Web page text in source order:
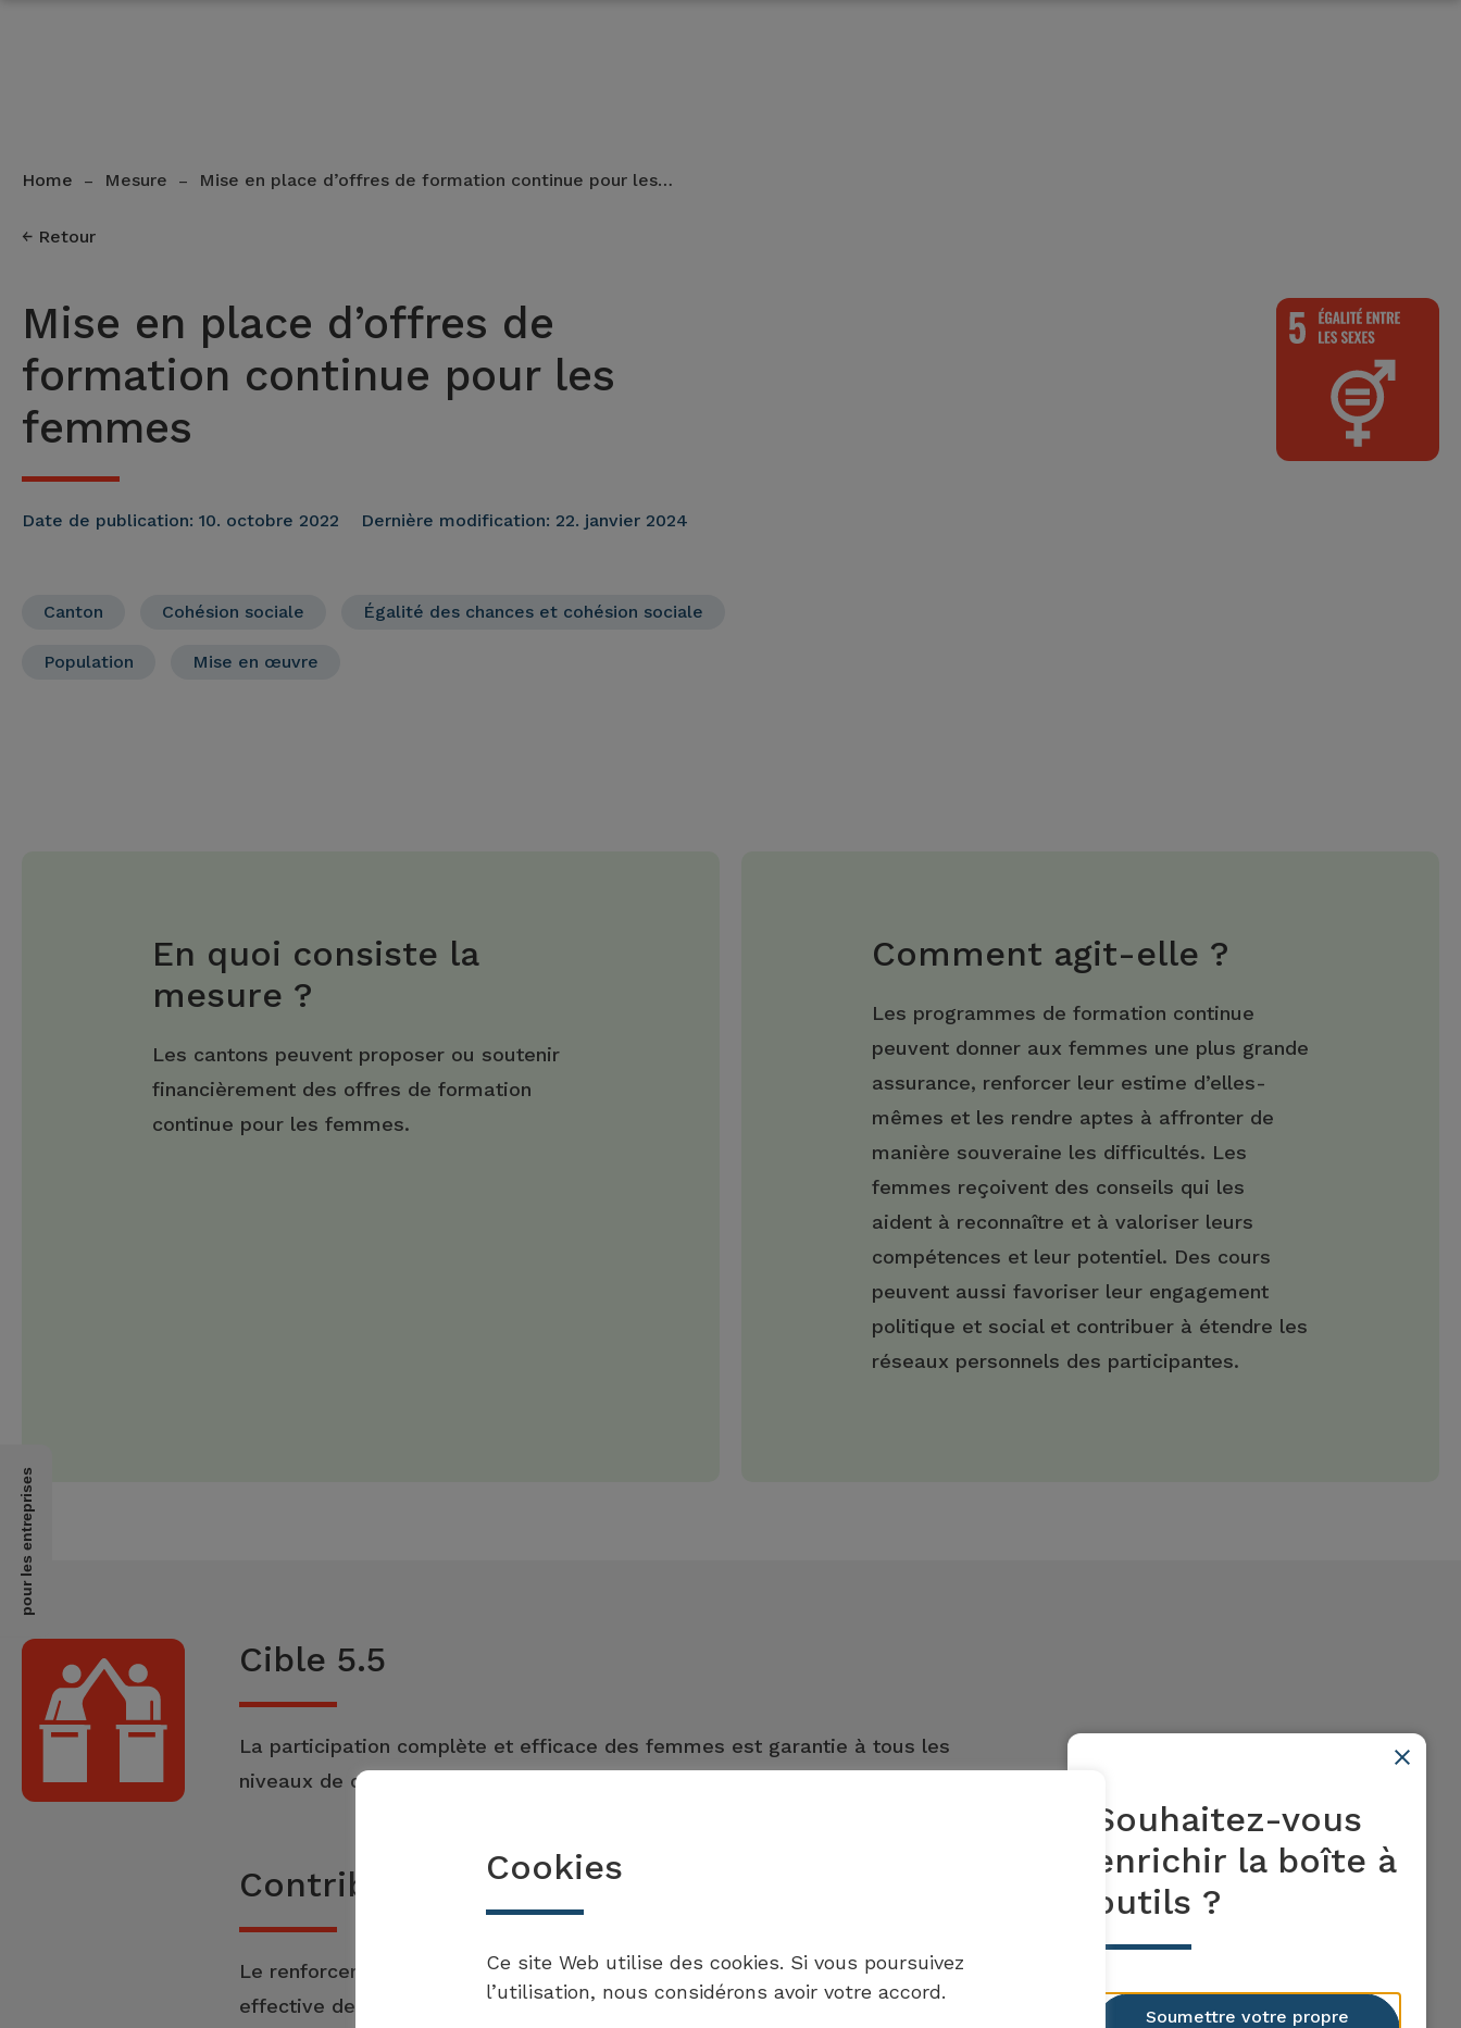
Home – Mesure – Mise en place d’offres de formation continue pour les…
Retour
Mise en place d’offres de
formation continue pour les
femmes
Date de publication: 10. octobre 2022 Dernière modification: 22. janvier 2024
Canton Cohésion sociale Égalité des chances et cohésion sociale
Population Mise en œuvre
En quoi consiste la
mesure ?
Les cantons peuvent proposer ou soutenir
financièrement des offres de formation
continue pour les femmes.
Comment agit-elle ?
Les programmes de formation continue
peuvent donner aux femmes une plus grande
assurance, renforcer leur estime d’elles-
mêmes et les rendre aptes à affronter de
manière souveraine les difficultés. Les
femmes reçoivent des conseils qui les
aident à reconnaître et à valoriser leurs
compétences et leur potentiel. Des cours
peuvent aussi favoriser leur engagement
politique et social et contribuer à étendre les
réseaux personnels des participantes.
Cible 5.5
La participation complète et efficace des femmes est garantie à tous les
niveaux de décision de la vie économique, politique et publique.
Contribution de la mesure
Le renforcement des compétences des femmes contribue à la participation
effective des femmes à tous les niveaux de décision.
Souhaitez-vous
enrichir la boîte à
outils ?
Soumettre votre propre
pour les entreprises
Cookies
Ce site Web utilise des cookies. Si vous poursuivez
l’utilisation, nous considérons avoir votre accord.